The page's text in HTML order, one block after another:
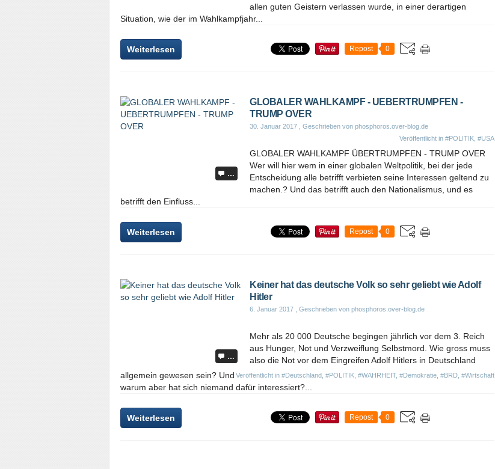
allen guten Geistern verlassen wurde, in einer derartigen
Situation, wie der im Wahlkampfjahr...
Weiterlesen Repost 0
…
GLOBALER WAHLKAMPF - UEBERTRUMPFEN -
TRUMP OVER
30. Januar 2017 , Geschrieben von phosphoros.over-blog.de
Veröffentlicht in #POLITIK #USA
GLOBALER WAHLKAMPF ÜBERTRUMPFEN - TRUMP OVER
Wer will hier wem in einer globalen Weltpolitik, bei der jede
Entscheidung alle betrifft verbieten seine Interessen geltend zu
machen.? Und das betrifft auch den Nationalismus, und es
betrifft den Einfluss...
Weiterlesen Repost 0
…
Keiner hat das deutsche Volk so sehr geliebt wie Adolf
Hitler
6. Januar 2017 , Geschrieben von phosphoros.over-blog.de
Veröffentlicht in #Deutschland #POLITIK #WAHRHEIT, #Demokratie #BRD #Wirtschaft
Mehr als 20 000 Deutsche begingen jährlich vor dem 3. Reich
aus Hunger, Not und Verzweiflung Selbstmord. Wie gross muss
also die Not vor dem Eingreifen Adolf Hitlers in Deutschland
allgemein gewesen sein? Und
warum aber hat sich niemand dafür interessiert?...
Weiterlesen Repost 0